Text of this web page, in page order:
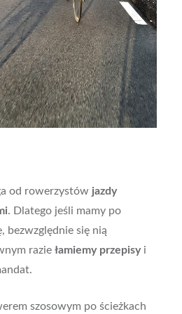
od rowerzystów jazdy
. Dlatego jeśli mamy po
bezwzględnie się nią
razie łamiemy przepisyi
szosowym po ścieżkach